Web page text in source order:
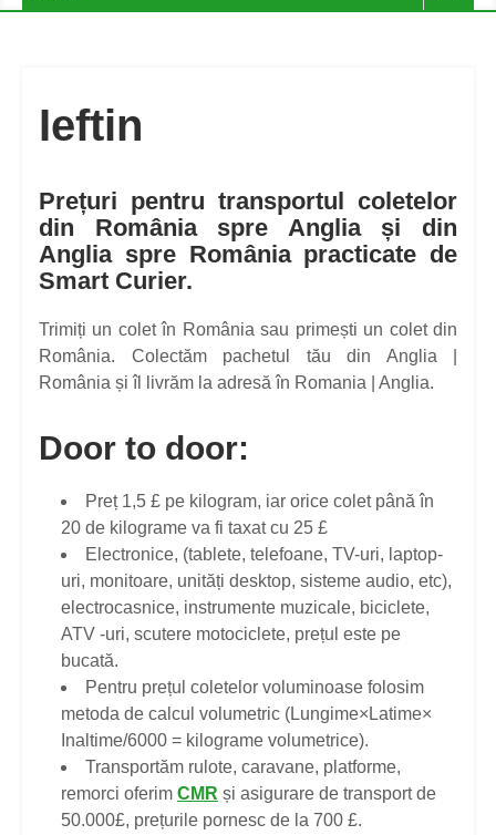
Ieftin
Prețuri pentru transportul coletelor
din România spre Anglia și din
Anglia spre Româniapracticate de
Smart Curier.
Trimiți un colet în România sau primești un colet din
România. Colectăm pachetul tău din Anglia |
România și îl livrăm la adresă în Romania | Anglia.
Door to door:
Preț 1,5 £ pe kilogram, iar orice colet până în
20 de kilograme va fi taxat cu 25 £
Electronice, (tablete, telefoane, TV-uri, laptop-
uri, monitoare, unități desktop, sisteme audio, etc),
electrocasnice, instrumente muzicale, biciclete,
ATV -uri, scutere motociclete, prețul este pe
bucată.
Pentru prețul coletelor voluminoase folosim
metoda de calcul volumetric (Lungime×Latime×
Inaltime/6000 = kilograme volumetrice).
Transportăm rulote, caravane, platforme,
remorci oferim CMR și asigurare de transport de
50.000£, prețurile pornesc de la 700 £.